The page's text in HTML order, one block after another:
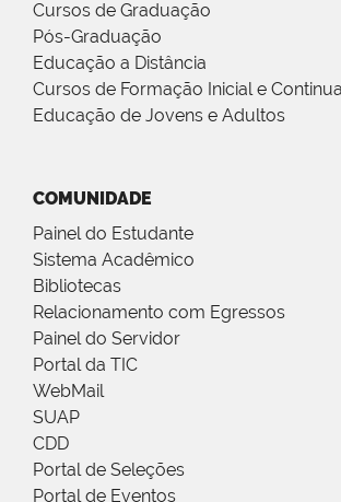
Cursos de Graduação
Pós-Graduação
Educação a Distância
Cursos de Formação Inicial e
Educação de Jovens e Adultos
COMUNIDADE
Painel do Estudante
Sistema Acadêmico
Bibliotecas
Relacionamento com Egressos
Painel do Servidor
Portal da TIC
WebMail
SUAP
CDD
Portal de Seleções
Portal de Eventos